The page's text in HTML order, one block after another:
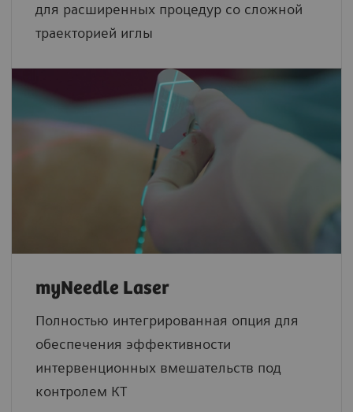
для расширенных процедур со сложной
траекторией иглы
myNeedle Laser
Полностью интегрированная опция для
обеспечения эффективности
интервенционных вмешательств под
контролем КТ